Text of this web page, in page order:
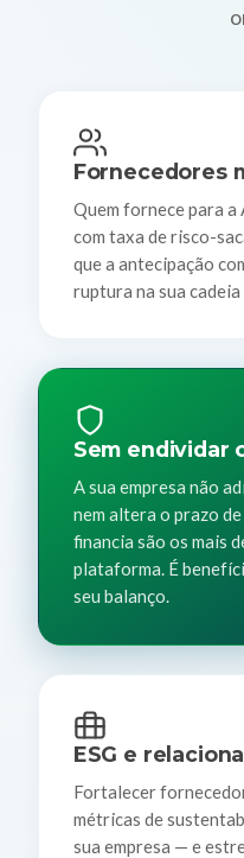
Fornecedores
Quem fornece para a
com taxa de risco-
que a antecipação
ruptura na sua
Sem endividar
A sua empresa não
nem altera o prazo
financia são os mais
plataforma. É
seu balanço.
ESG e
Fortalecer
métricas de
sua empresa — e